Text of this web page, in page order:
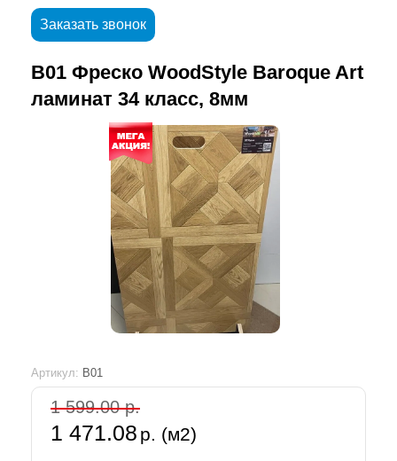
Заказать звонок
B01 Фреско WoodStyle Baroque Art
ламинат 34 класс, 8мм
Артикул: B01
1 599.00 р.
1 471.08 р. (м2)